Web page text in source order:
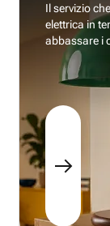
Il servizio
elettrica in
abbassare i